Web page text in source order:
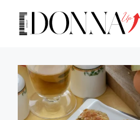
contenuto